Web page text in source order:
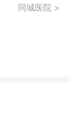
同城医院 >